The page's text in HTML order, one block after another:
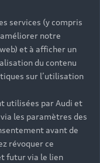
services (y compris
notre
et à afficher un
du contenu
sur l’utilisation
utilisées par Audi et
les paramètres des
avant de
révoquer ce
futur via le lien